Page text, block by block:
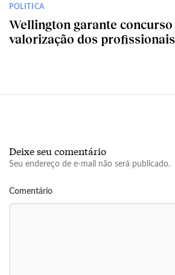
POLITICA
Wellington garante concurso
valorização dos
Deixe seu comentário
Seu endereço de e-mail não será publicado.
Comentário